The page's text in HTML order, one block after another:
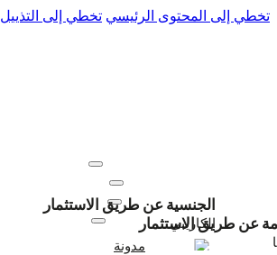
تخطي إلى المحتوى الرئيسي تخطي إلى التذييل
الجنسية عن طريق الاستثمار
الكاريبي
عن طريق الاستثمار
موارد
مدونة
تجديدات